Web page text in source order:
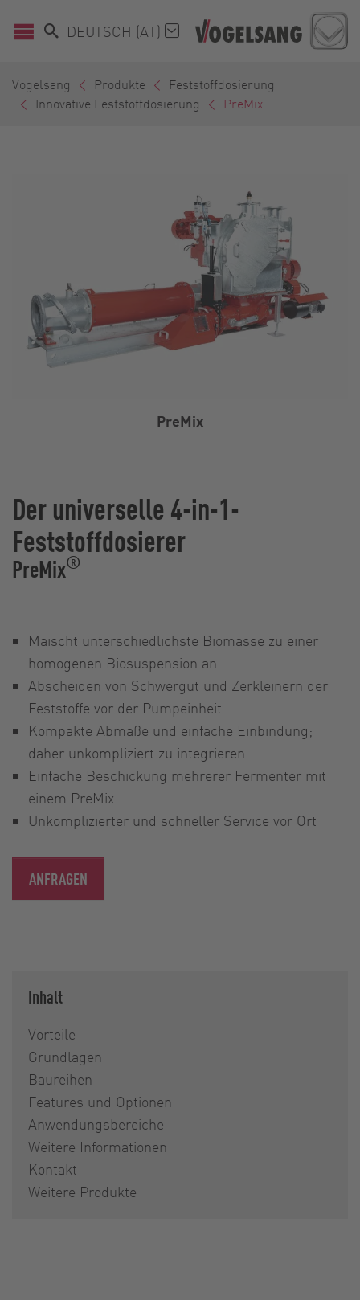
DEUTSCH (AT)
Vogelsang Produkte
Feststoffdosierung
Innovative Feststoffdosierung
PreMix
PreMix
Der universelle 4-in-1-
Feststoffdosierer
PreMix®
Maischt unterschiedlichste Biomasse zu einer
homogenen Biosuspension an
Abscheiden von Schwergut und Zerkleinern der
Feststoffe vor der Pumpeinheit
Kompakte Abmaße und einfache Einbindung;
daher unkompliziert zu integrieren
Einfache Beschickung mehrerer Fermenter mit
einem PreMix
Unkomplizierter und schneller Service vor Ort
ANFRAGEN
Inhalt
Vorteile
Grundlagen
Baureihen
Features und Optionen
Anwendungsbereiche
Weitere Informationen
Kontakt
Weitere Produkte